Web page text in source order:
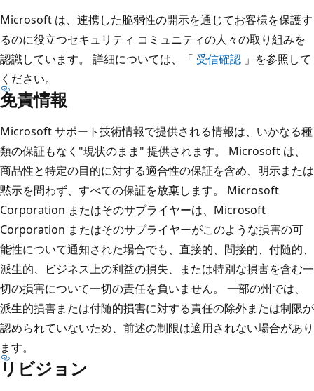
Microsoft は、連携した脆弱性の開示を通じてお客様を保護す
るのに役立つセキュリティ コミュニティの人々の取り組みを
認識しています。 詳細については、「 受信確認 」を参照して
ください。
免責情報
Microsoft サポート技術情報で提供される情報は、いかなる種
類の保証もなく"現状のまま" 提供されます。 Microsoft は、
商品性と特定の目的に対する適合性の保証を含め、明示または
黙示を問わず、すべての保証を放棄します。 Microsoft
Corporation またはそのサプライヤーは、Microsoft
Corporation またはそのサプライヤーがこのような損害の可
能性について通知された場合でも、直接的、間接的、付随的、
派生的、ビジネス上の利益の損失、または特別な損害を含む一
切の損害について一切の責任を負いません。 一部の州では、
派生的損害または付随的損害に対する責任の除外または制限が
認められていないため、前述の制限は適用されない場合があり
ます。
リビジョン